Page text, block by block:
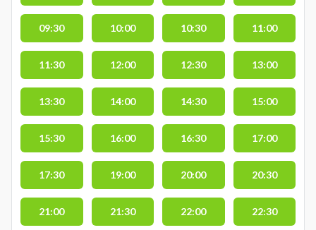
09:30 10:00 10:30 11:00
11:30 12:00 12:30 13:00
13:30 14:00 14:30 15:00
15:30 16:00 16:30 17:00
17:30 19:00 20:00 20:30
21:00 21:30 22:00 22:30